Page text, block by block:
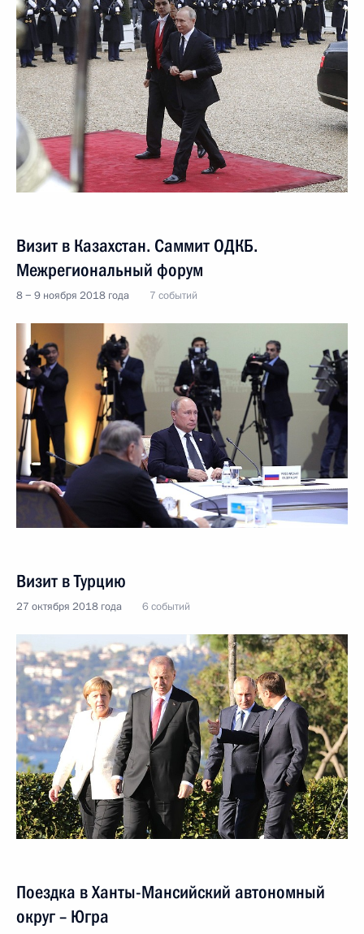
Визит в Казахстан. Саммит ОДКБ.
Межрегиональный форум
8 − 9 ноября 2018 года 7 событий
Визит в Турцию
27 октября 2018 года 6 событий
Поездка в Ханты-Мансийский автономный
округ – Югра